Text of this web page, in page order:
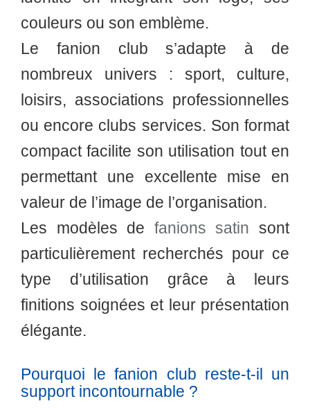
couleurs ou son emblème.
Le fanion club s’adapte à de
nombreux univers : sport, culture,
loisirs, associations professionnelles
ou encore clubs services. Son format
compact facilite son utilisation tout en
permettant une excellente mise en
valeur de l’image de l’organisation.
Les modèles de fanions satin sont
particulièrement recherchés pour ce
type d’utilisation grâce à leurs
finitions soignées et leur présentation
élégante.
Pourquoi le fanion club reste-t-il un
support incontournable ?